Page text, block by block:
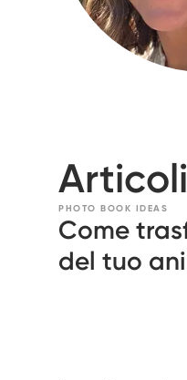
PHOTO BOOK IDEAS
Come
del tuo